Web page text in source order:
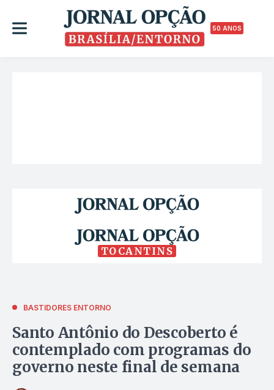
50 ANOS
TOCANTINS
BASTIDORES ENTORNO
Santo Antônio do Descoberto é
contemplado com programas do
governo neste final de semana